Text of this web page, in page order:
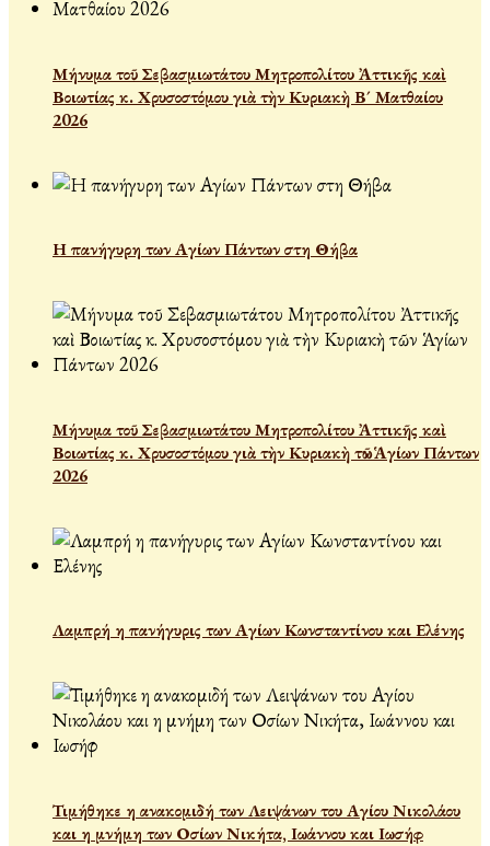
Μήνυμα τοῦ Σεβασμιωτάτου Μητροπολίτου Ἀττικῆς καὶ
Βοιωτίας κ. Χρυσοστόμου γιὰ τὴν Κυριακὴ Β´ Ματθαίου
2026
Η πανήγυρη των Αγίων Πάντων στη Θήβα
Μήνυμα τοῦ Σεβασμιωτάτου Μητροπολίτου Ἀττικῆς καὶ
Βοιωτίας κ. Χρυσοστόμου γιὰ τὴν Κυριακὴ τῶν Ἁγίων Πάντων
2026
Λαμπρή η πανήγυρις των Αγίων Κωνσταντίνου και Ελένης
Τιμήθηκε η ανακομιδή των Λειψάνων του Αγίου Νικολάου
και η μνήμη των Οσίων Νικήτα, Ιωάννου και Ιωσήφ